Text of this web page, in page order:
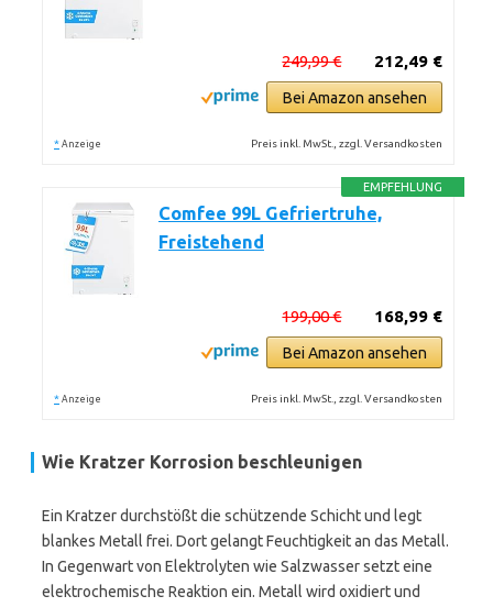
212,49 €
249,99 €
Bei Amazon ansehen
* Anzeige Preis inkl. MwSt., zzgl. Versandkosten
EMPFEHLUNG
Comfee 99L Gefriertruhe,
Freistehend
168,99 €
199,00 €
Bei Amazon ansehen
* Anzeige Preis inkl. MwSt., zzgl. Versandkosten
Wie Kratzer Korrosion beschleunigen
Ein Kratzer durchstößt die schützende Schicht und legt
blankes Metall frei. Dort gelangt Feuchtigkeit an das Metall.
In Gegenwart von Elektrolyten wie Salzwasser setzt eine
elektrochemische Reaktion ein. Metall wird oxidiert und